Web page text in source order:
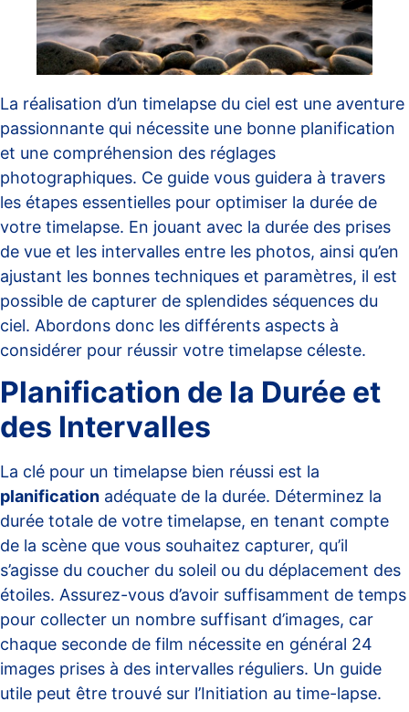
La réalisation d’un timelapse du ciel est une aventure
passionnante qui nécessite une bonne planification
et une compréhension des réglages
photographiques. Ce guide vous guidera à travers
les étapes essentielles pour optimiser la durée de
votre timelapse. En jouant avec la durée des prises
de vue et les intervalles entre les photos, ainsi qu’en
ajustant les bonnes techniques et paramètres, il est
possible de capturer de splendides séquences du
ciel. Abordons donc les différents aspects à
considérer pour réussir votre timelapse céleste.
Planification de la Durée et
des Intervalles
La clé pour un timelapse bien réussi est la
planification adéquate de la durée. Déterminez la
durée totale de votre timelapse, en tenant compte
de la scène que vous souhaitez capturer, qu’il
s’agisse du coucher du soleil ou du déplacement des
étoiles. Assurez-vous d’avoir suffisamment de temps
pour collecter un nombre suffisant d’images, car
chaque seconde de film nécessite en général 24
images prises à des intervalles réguliers. Un guide
utile peut être trouvé sur l’Initiation au time-lapse.